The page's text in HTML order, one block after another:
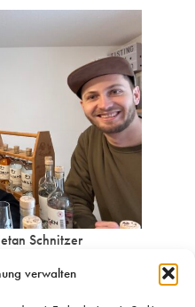
verwalten
Schnitzer